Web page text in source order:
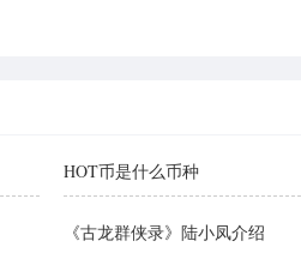
HOT币是什么币种
《古龙群侠录》陆小凤介绍